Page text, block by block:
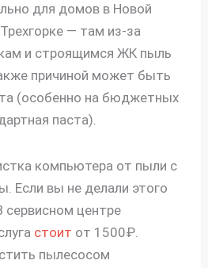
для домов в Новой
— там из-за
и строящимся ЖК пыль
причиной может быть
(особенно на бюджетных
паста).
компьютера от пыли с
Если вы не делали этого
сервисном центре
стоит от 1500₽.
пылесосом